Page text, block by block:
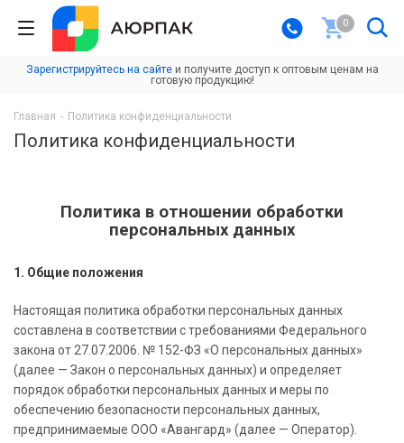
0
Зарегистрируйтесь на сайтеи получите доступ к оптовым ценам на
готовую продукцию!
Главная - Политика конфиденциальности
Политика конфиденциальности
Политика в отношении обработки
персональных данных
1. Общие положения
Настоящая политика обработки персональных данных
составлена в соответствии с требованиями Федерального
закона от 27.07.2006. № 152-ФЗ «О персональных данных»
(далее — Закон о персональных данных) и определяет
порядок обработки персональных данных и меры по
обеспечению безопасности персональных данных,
предпринимаемые ООО «Авангард» (далее — Оператор).